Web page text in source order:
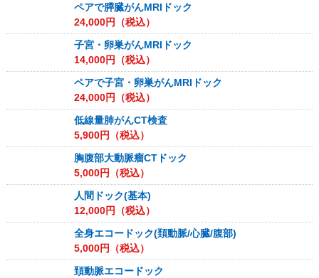
ペアで膵臓がんMRIドック
24,000円（税込）
子宮・卵巣がんMRIドック
14,000円（税込）
ペアで子宮・卵巣がんMRIドック
24,000円（税込）
低線量肺がんCT検査
5,900円（税込）
胸腹部大動脈瘤CTドック
5,000円（税込）
人間ドック(基本)
12,000円（税込）
全身エコードック(頚動脈/心臓/腹部)
5,000円（税込）
頚動脈エコードック